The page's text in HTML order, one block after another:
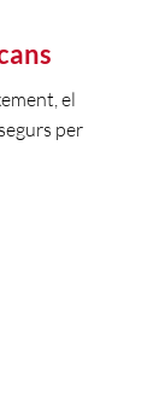
el
per